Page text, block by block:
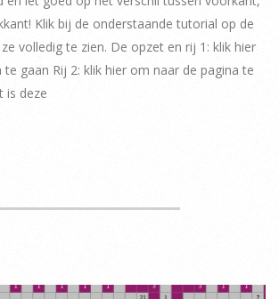
Klik bij de onderstaande tutorial op de
volledig te zien. De opzet en rij 1: klik hier
gaan Rij 2: klik hier om naar de pagina te
is deze